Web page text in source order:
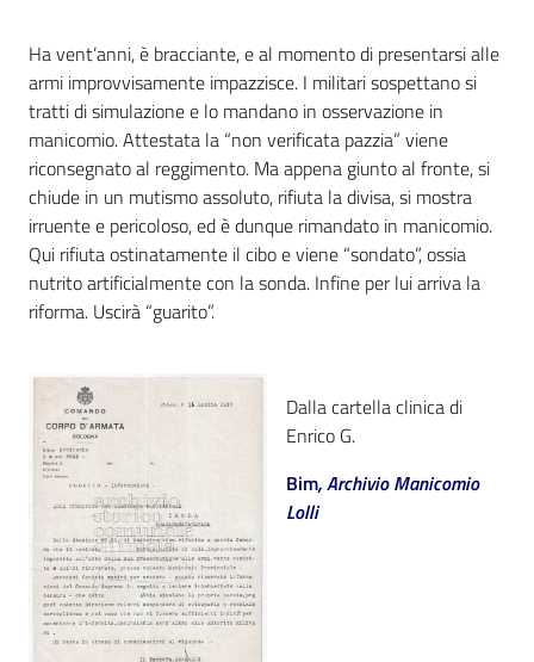
Scopri
i
contenuti
Risorse
online
Casa
Piani
Archivio
storico
Ha vent’anni, è bracciante, e al momento di presentarsi alle
armi improvvisamente impazzisce. I militari sospettano si
tratti di simulazione e lo mandano in osservazione in
manicomio. Attestata la “non verificata pazzia” viene
riconsegnato al reggimento. Ma appena giunto al fronte, si
chiude in un mutismo assoluto, rifiuta la divisa, si mostra
irruente e pericoloso, ed è dunque rimandato in manicomio.
Qui rifiuta ostinatamente il cibo e viene “sondato”, ossia
nutrito artificialmente con la sonda. Infine per lui arriva la
riforma. Uscirà “guarito”.
Dalla cartella clinica di
Enrico G.
Bim, Archivio Manicomio
Lolli